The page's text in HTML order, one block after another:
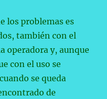
los problemas es
también con el
operadora y, aunque
con el uso se
se queda
de